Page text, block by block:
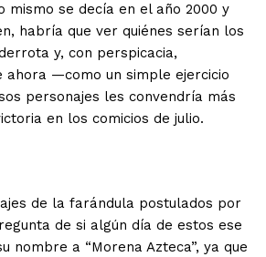
mismo se decía en el año 2000 y
habría que ver quiénes serían los
y, con perspicacia,
ahora —como un simple ejercicio
personajes les convendría más
en los comicios de julio.
de la farándula postulados por
de si algún día de estos ese
nombre a “Morena Azteca”, ya que